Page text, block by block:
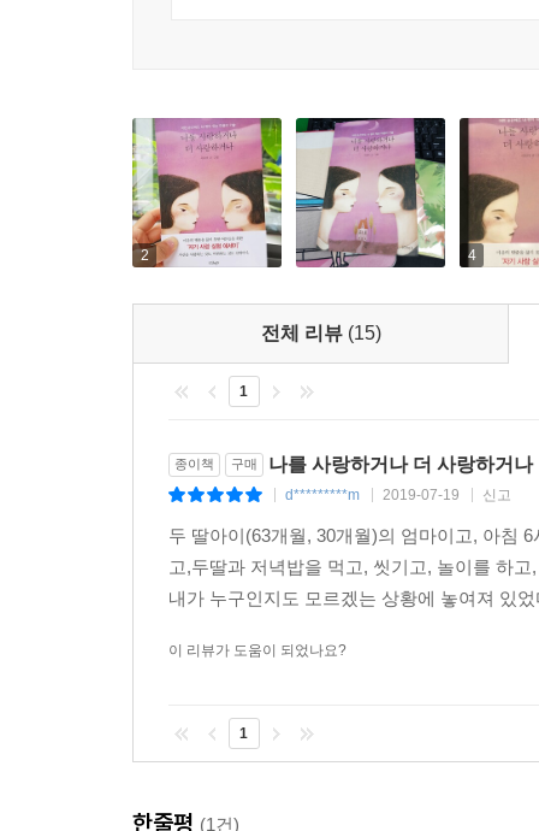
했구나. 가뿐한 마음으로 잠드는 밤과 내일 할 일
그런 평범한 만족이 내게는 커다란 선물이었다.
--- p.144
다음에는 용기를 내서 휴대폰 전원을 아예 꺼버렸
홀가분했다. “이것이야말로 내가 원하던 삶이야!”
게 허락했던 시간이 실은 ‘내 것’이었다는 사실!
--- p.163
이상한 사람처럼 보이면 어쩌지? 주변을 둘러봐
까? 아니다. 뜻밖에도 자연스럽게 받아들여졌고,
내 안에는 여전히 어린아이가 살고 있다. 그 아이
괜찮다. 그런 순간이 오면 어떤 모습이든 끌어안
--- p.208
다. 먼저 깨끗이 씻고, 주변을 정돈하고, 잘 먹는
통 애정 어린 질문으로 이뤄진다. “뭐가 힘들어?” “
자신을 너무 사랑해서 미워하는,
너무 애틋해서 모질게 대하는 당신을 위한 책
이런 그녀의 실험과 변화를 관찰하고 기록한 이 ‘
미워하고, 억누르는 데 익숙한 당신이라면, 그 마
저자는 왜 스스로를 미워하는지 이유나 알면 좋
정도의 사랑이면 된다고 생각했던 것이 자신에
지난 10년간의 다양한 자기 사랑 실험과 변화를
자기 사랑에 관한 구체적인 아이디어와 용기로 다
2 4
전체 리뷰 (15)
1
종이책 구매 나를 사랑하거나 더 사랑하거나
d*********m 2019-07-19 신고
두 딸아이(63개월, 30개월)의 엄마이고, 아침
고,두딸과 저녁밥을 먹고, 씻기고, 놀이를 하
내가 누구인지도 모르겠는 상황에 놓여져 있
이 리뷰가 도움이 되었나요?
1
한줄평 (1건)